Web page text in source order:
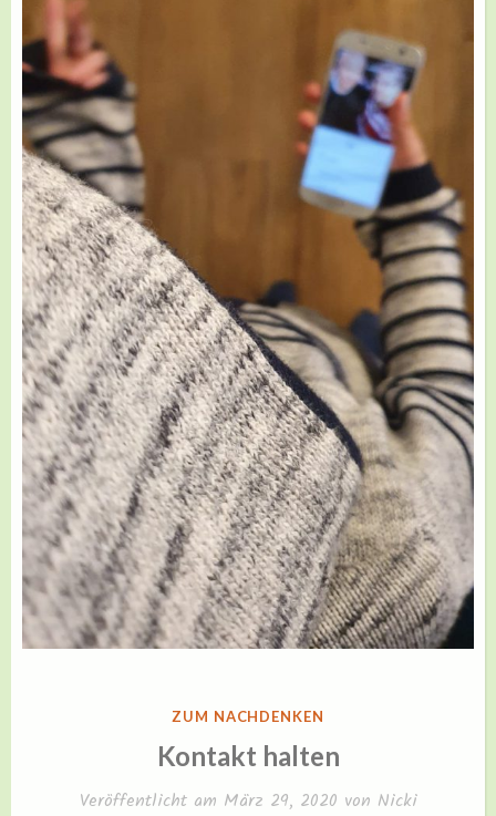
VERÖFFENTLICHT
ZUM NACHDENKEN
Kontakt halten
Veröffentlicht am März 29, 2020 von Nicki